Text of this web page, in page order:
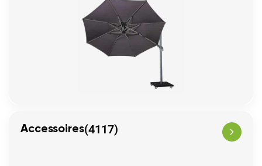
Accessoires(4117)